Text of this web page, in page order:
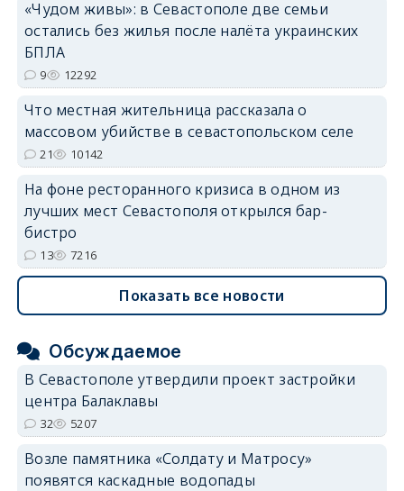
«Чудом живы»: в Севастополе две семьи
остались без жилья после налёта украинских
БПЛА
9 12292
Что местная жительница рассказала о
массовом убийстве в севастопольском селе
21 10142
На фоне ресторанного кризиса в одном из
лучших мест Севастополя открылся бар-
бистро
13 7216
Показать все новости
Обсуждаемое
В Севастополе утвердили проект застройки
центра Балаклавы
32 5207
Возле памятника «Солдату и Матросу»
появятся каскадные водопады